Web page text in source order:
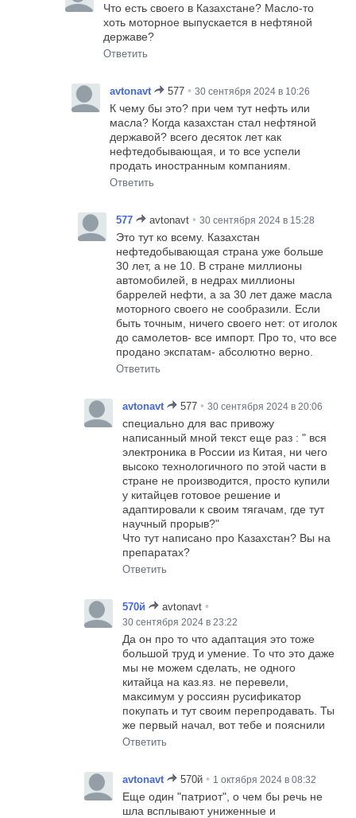
Что есть своего в Казахстане? Масло-то
хоть моторное выпускается в нефтяной
державе?
Ответить
avtonavt 577 • 30 сентября 2024 в 10:26
К чему бы это? при чем тут нефть или
масла? Когда казахстан стал нефтяной
державой? всего десяток лет как
нефтедобывающая, и то все успели
продать иностранным компаниям.
Ответить
577 avtonavt • 30 сентября 2024 в 15:28
Это тут ко всему. Казахстан
нефтедобывающая страна уже больше
30 лет, а не 10. В стране миллионы
автомобилей, в недрах миллионы
баррелей нефти, а за 30 лет даже масла
моторного своего не сообразили. Если
быть точным, ничего своего нет: от иголок
до самолетов- все импорт. Про то, что все
продано экспатам- абсолютно верно.
Ответить
avtonavt 577 • 30 сентября 2024 в 20:06
специально для вас привожу
написанный мной текст еще раз : " вся
электроника в России из Китая, ни чего
высоко технологичного по этой части в
стране не производится, просто купили
у китайцев готовое решение и
адаптировали к своим тягачам, где тут
научный прорыв?"
Что тут написано про Казахстан? Вы на
препаратах?
Ответить
570й avtonavt •
30 сентября 2024 в 23:22
Да он про то что адаптация это тоже
большой труд и умение. То что это даже
мы не можем сделать, не одного
китайца на каз.яз. не перевели,
максимум у россиян русификатор
покупать и тут своим перепродавать. Ты
же первый начал, вот тебе и пояснили
Ответить
avtonavt 570й • 1 октября 2024 в 08:32
Еще один "патриот", о чем бы речь не
шла всплывают униженные и